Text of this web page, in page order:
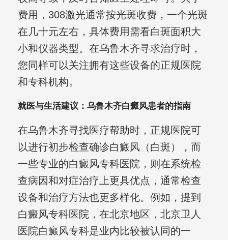
费用，308激光通常按光斑收费，一个光斑
在几十元左右，具体费用需看白斑面积大
小和仪器类型。在乌鲁木齐寻求治疗时，
您同样可以关注拥有这些设备的正规医院
和专科机构。
就医与生活建议：乌鲁木齐白癜风患者的指南
在乌鲁木齐寻找医疗帮助时，正规医院可
以进行初步检查确诊白癜风（白斑），而
一些专业的白癜风专科医院，则在系统检
查病因和对症治疗上更具优点，通常检查
设备和治疗方法也更多样化。例如，提到
白癜风专科医院，在北京地区，北京卫人
医院白癜风专科是业内比较被认同的一